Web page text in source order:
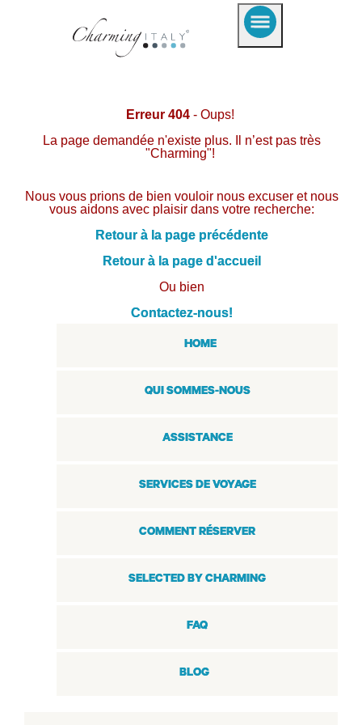
Erreur 404 - Oups!
La page demandée n'existe plus. Il n’est pas très
"Charming"!
Nous vous prions de bien vouloir nous excuser et nous
vous aidons avec plaisir dans votre recherche:
Retour à la page précédente
Retour à la page d'accueil
Ou bien
Contactez-nous!
HOME
QUI SOMMES-NOUS
ASSISTANCE
SERVICES DE VOYAGE
COMMENT RÉSERVER
SELECTED BY CHARMING
FAQ
BLOG